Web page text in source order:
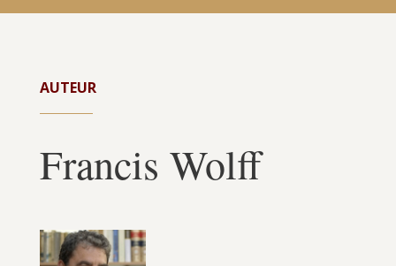
AUTEUR
Francis Wolff